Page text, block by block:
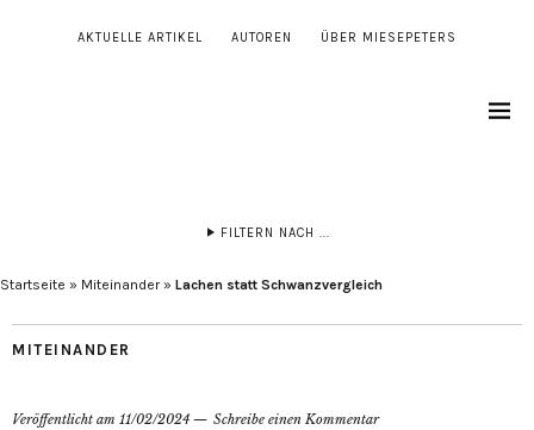
AKTUELLE ARTIKEL AUTOREN ÜBER MIESEPETERS
FILTERN NACH ...
Startseite » Miteinander» Lachen statt Schwanzvergleich
MITEINANDER
Veröffentlicht am 11/02/2024 Schreibe einen Kommentar